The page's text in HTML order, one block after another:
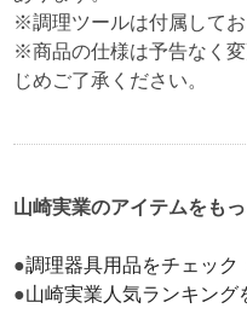
※調理ツールは付属してお
※商品の仕様は予告なく
じめご了承ください。
山崎実業のアイテムをも
●調理器具用品をチェック
●山崎実業人気ランキング